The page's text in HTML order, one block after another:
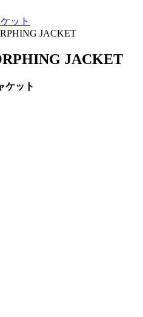
ット
JACKET
JACKET
ケット